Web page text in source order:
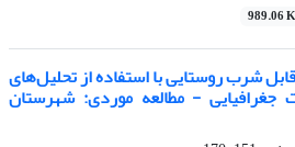
989.06 K
شرب روستایی با استفاده از تحلیل‌های
جغرافیایی - مطالعه موردی: شهرستان